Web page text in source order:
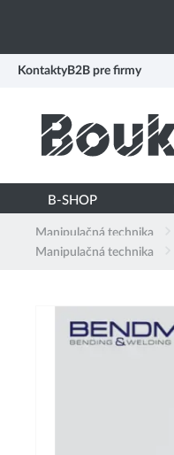
Kontakty B2B pre firmy
B-SHOP
Manipulačná technika
Manipulačná technika